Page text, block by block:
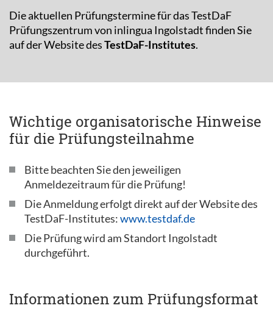
Die aktuellen Prüfungstermine für das TestDaF
Prüfungszentrum von inlingua Ingolstadt finden Sie
auf der Website desTestDaF-Institutes.
Wichtige organisatorische Hinweise
für die Prüfungsteilnahme
Bitte beachten Sie den jeweiligen
Anmeldezeitraum für die Prüfung!
Die Anmeldung erfolgt direkt auf der Website des
TestDaF-Institutes:www.testdaf.de
Die Prüfung wird am Standort Ingolstadt
durchgeführt.
Informationen zum Prüfungsformat